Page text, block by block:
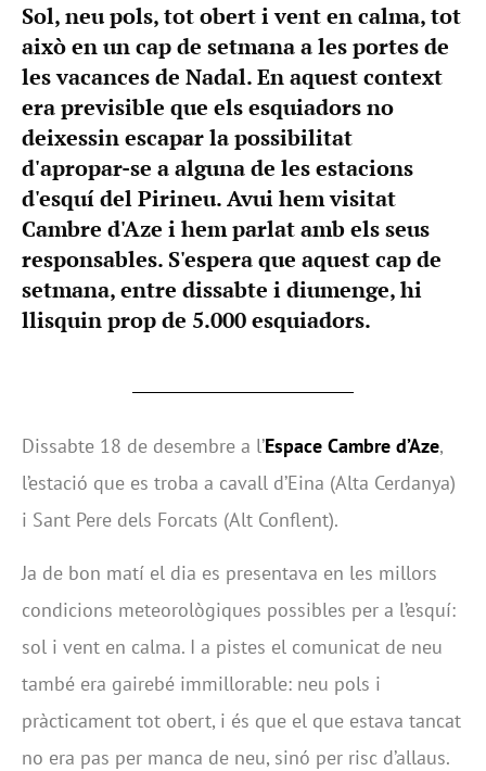
Sol, neu pols, tot obert i vent en calma, tot
això en un cap de setmana a les portes de
les vacances de Nadal. En aquest context
era previsible que els esquiadors no
deixessin escapar la possibilitat
d'apropar-se a alguna de les estacions
d'esquí del Pirineu. Avui hem visitat
Cambre d'Aze i hem parlat amb els seus
responsables. S'espera que aquest cap de
setmana, entre dissabte i diumenge, hi
llisquin prop de 5.000 esquiadors.
Dissabte 18 de desembre a l’Espace Cambre d’Aze,
l’estació que es troba a cavall d’Eina (Alta Cerdanya)
i Sant Pere dels Forcats (Alt Conflent).
Ja de bon matí el dia es presentava en les millors
condicions meteorològiques possibles per a l’esquí:
sol i vent en calma. I a pistes el comunicat de neu
també era gairebé immillorable: neu pols i
pràcticament tot obert, i és que el que estava tancat
no era pas per manca de neu, sinó per risc d’allaus.